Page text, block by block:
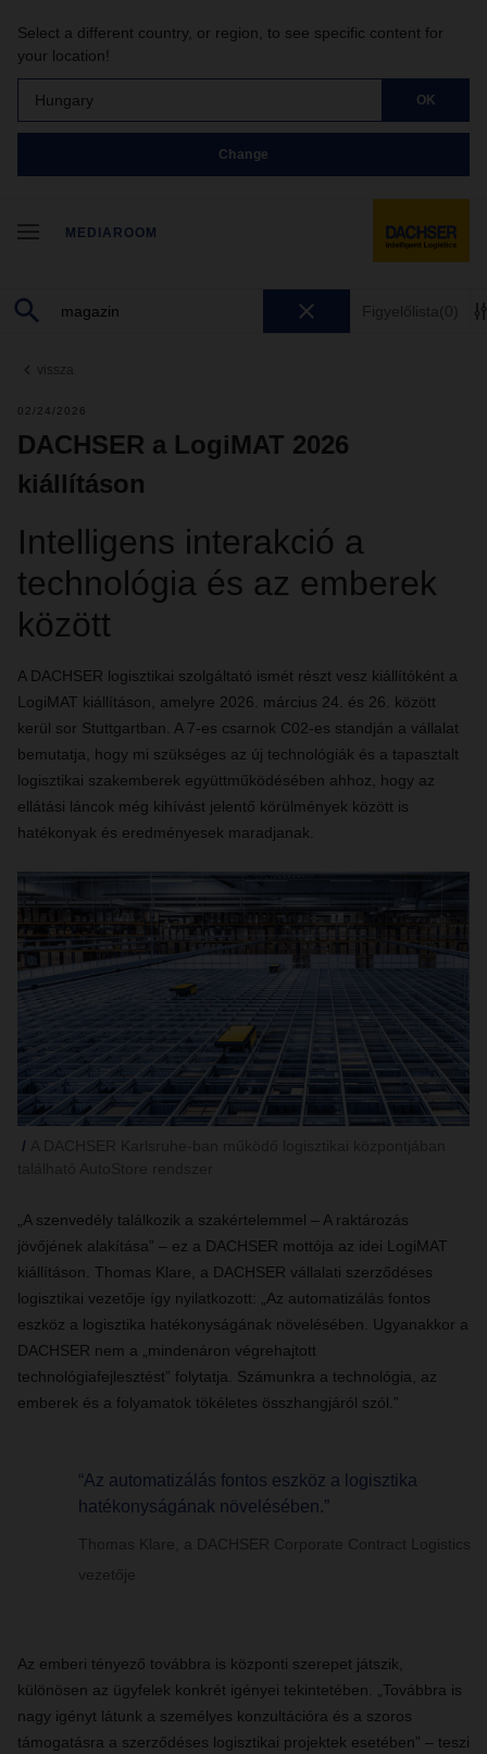
Select a different country, or region, to see specific content for
your location!
Hungary OK
Change
MEDIAROOM
Figyelőlista (0)
vissza
02/24/2026
DACHSER a LogiMAT 2026
kiállításon
Intelligens interakció a
technológia és az emberek
között
A DACHSER logisztikai szolgáltató ismét részt vesz kiállítóként a
LogiMAT kiállításon, amelyre 2026. március 24. és 26. között
kerül sor Stuttgartban. A 7-es csarnok C02-es standján a vállalat
bemutatja, hogy mi szükséges az új technológiák és a tapasztalt
logisztikai szakemberek együttműködésében ahhoz, hogy az
ellátási láncok még kihívást jelentő körülmények között is
hatékonyak és eredményesek maradjanak.
„A szenvedély találkozik a szakértelemmel – A raktározás
jövőjének alakítása” – ez a DACHSER mottója az idei LogiMAT
kiállításon. Thomas Klare, a DACHSER vállalati szerződéses
logisztikai vezetője így nyilatkozott: „Az automatizálás fontos
eszköz a logisztika hatékonyságának növelésében. Ugyanakkor a
DACHSER nem a „mindenáron végrehajtott
technológiafejlesztést” folytatja. Számunkra a technológia, az
emberek és a folyamatok tökéletes összhangjáról szól.”
“Az automatizálás fontos eszköz a logisztika
hatékonyságának növelésében.”
Thomas Klare, a DACHSER Corporate Contract Logistics
vezetője
Az emberi tényező továbbra is központi szerepet játszik,
különösen az ügyfelek konkrét igényei tekintetében. „Továbbra is
nagy igényt látunk a személyes konzultációra és a szoros
támogatásra a szerződéses logisztikai projektek esetében” – teszi